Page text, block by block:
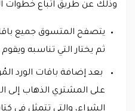
وذلك عن طريق اتباع خطوات
يتصفح المتسوق جميع
ثم يختار التي تناسبه
بعد إضافة باقات الورد
على المشتري الذهاب إلى